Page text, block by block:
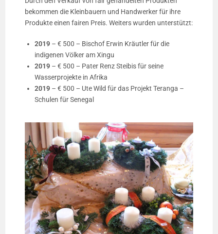
bekommen die Kleinbauern und Handwerker für ihre
Produkte einen fairen Preis. Weiters wurden unterstützt:
2019 – € 500 – Bischof Erwin Kräutler für die
indigenen Völker am Xingu
2019 – € 500 – Pater Renz Steibis für seine
Wasserprojekte in Afrika
2019 – € 500 – Ute Wild für das Projekt Teranga –
Schulen für Senegal